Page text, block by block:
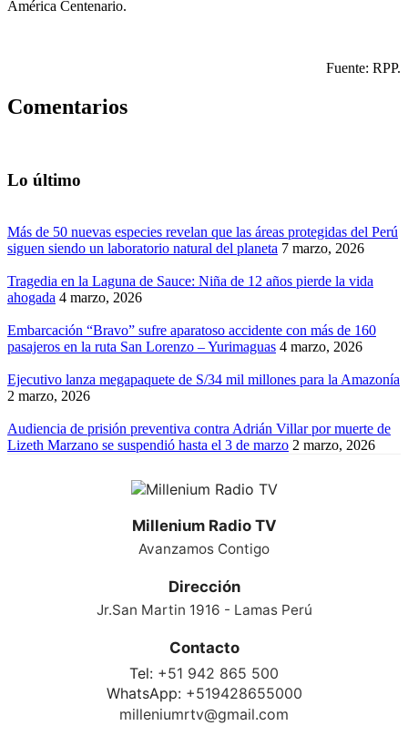
América Centenario.
Fuente: RPP.
Comentarios
Lo último
Más de 50 nuevas especies revelan que las áreas protegidas del Perú
siguen siendo un laboratorio natural del planeta 7 marzo, 2026
Tragedia en la Laguna de Sauce: Niña de 12 años pierde la vida
ahogada 4 marzo, 2026
Embarcación “Bravo” sufre aparatoso accidente con más de 160
pasajeros en la ruta San Lorenzo – Yurimaguas 4 marzo, 2026
Ejecutivo lanza megapaquete de S/34 mil millones para la Amazonía
2 marzo, 2026
Audiencia de prisión preventiva contra Adrián Villar por muerte de
Lizeth Marzano se suspendió hasta el 3 de marzo 2 marzo, 2026
Millenium Radio TV
Avanzamos Contigo
Dirección
Jr.San Martin 1916 - Lamas Perú
Contacto
Tel: +51 942 865 500
WhatsApp: +519428655000
milleniumrtv@gmail.com